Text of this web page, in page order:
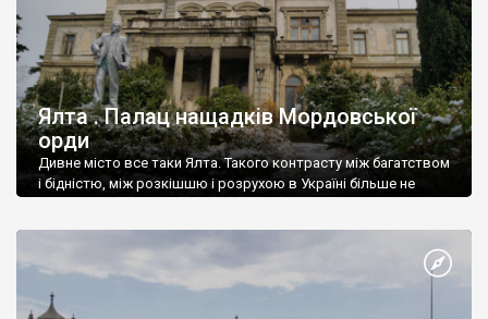
Ялта . Палац нащадків Мордовської
орди
Дивне місто все таки Ялта. Такого контрасту між багатством
і бідністю, між розкішшю і розрухою в Україні більше не